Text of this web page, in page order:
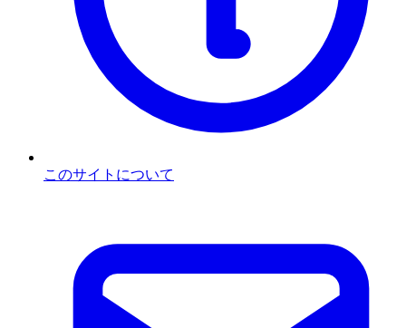
このサイトについて